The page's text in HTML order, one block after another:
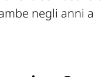
negli anni a